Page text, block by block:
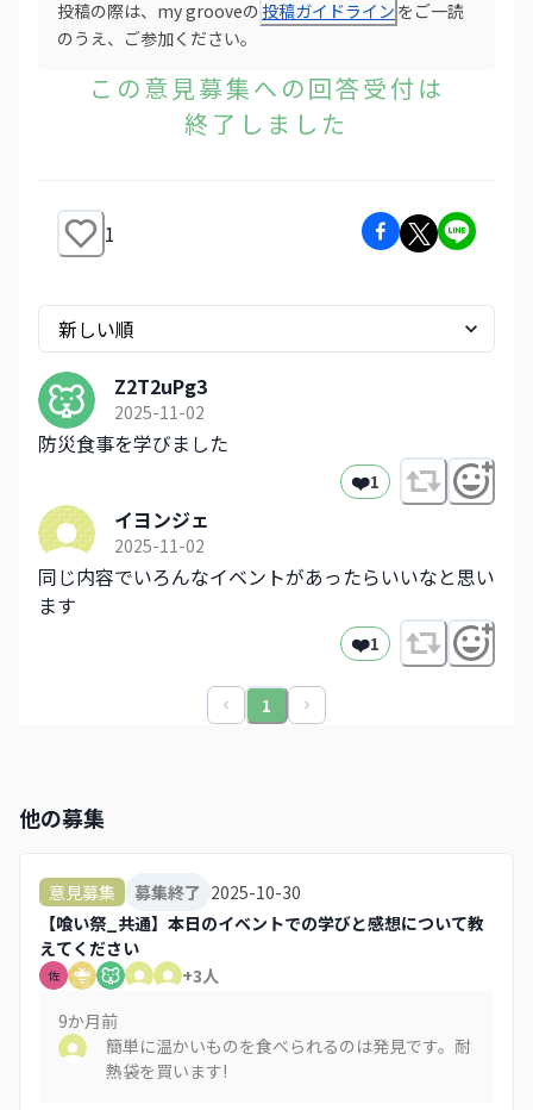
投稿の際は、my grooveの 投稿ガイドライン をご一読
のうえ、ご参加ください。
この意見募集への回答受付は
終了しました
1
Z2T2uPg3
2025-11-02
防災食事を学びました
❤️1
イヨンジェ
2025-11-02
同じ内容でいろんなイベントがあったらいいなと思い
ます
❤️1
1
他の募集
意見募集 募集終了 2025-10-30
【喰い祭_共通】本日のイベントでの学びと感想について教
えてください
佐 +3人
9か月前
簡単に温かいものを食べられるのは発見です。耐
熱袋を買います!